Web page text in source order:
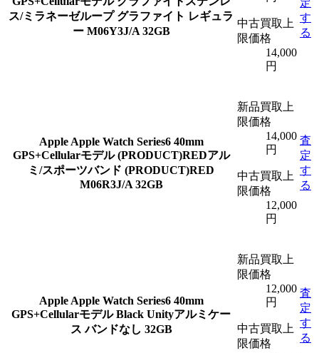
ス/ミラネーゼループ グラファイト レギュラ
ー M06Y3J/A 32GB
中古買取上
限価格
14,000
円
す
る
Apple Apple Watch Series6 40mm
GPS+Cellularモデル (PRODUCT)REDアル
ミ/スポーツバンド (PRODUCT)RED
M06R3J/A 32GB
新品買取上
限価格
14,000
円
中古買取上
限価格
12,000
円
査
定
す
る
Apple Apple Watch Series6 40mm
GPS+Cellularモデル Black Unityアルミケー
ス バンドなし 32GB
新品買取上
限価格
12,000
円
中古買取上
限価格
査
定
す
る